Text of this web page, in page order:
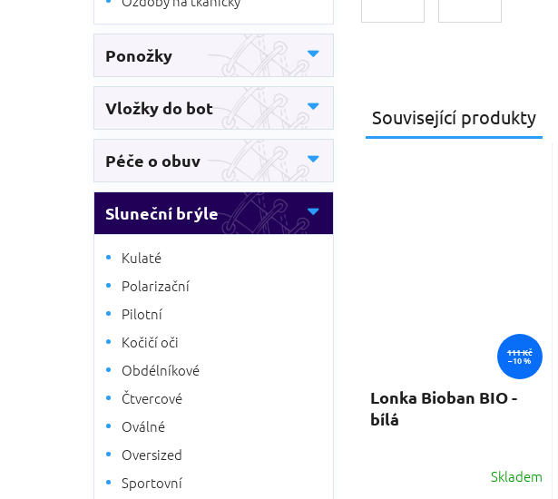
Ponožky
Vložky do bot
Péče o obuv
Sluneční brýle
Kulaté
Polarizační
Pilotní
Kočičí oči
Obdélníkové
Čtvercové
Oválné
Oversized
Sportovní
Související produkty
111 Kč
–10 %
Lonka Bioban BIO -
bílá
Skladem